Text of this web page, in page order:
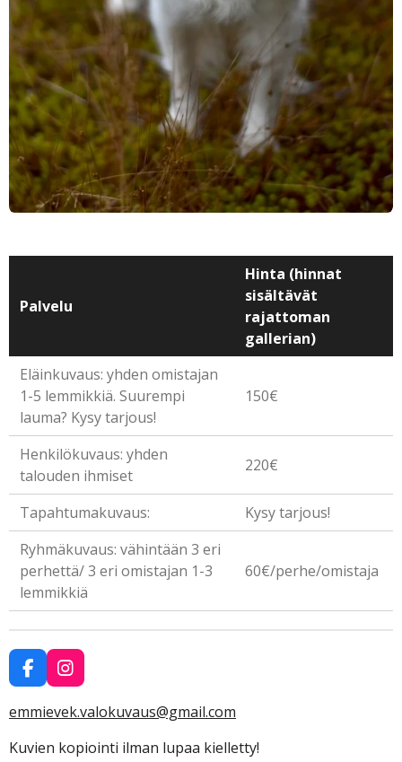
Palvelu
Hinta (hinnat
sisältävät
rajattoman
gallerian)
Eläinkuvaus: yhden omistajan
1-5 lemmikkiä. Suurempi
lauma? Kysy tarjous!
150€
Henkilökuvaus: yhden
talouden ihmiset
220€
Tapahtumakuvaus:
Kysy tarjous!
Ryhmäkuvaus: vähintään 3 eri
perhettä/ 3 eri omistajan 1-3
lemmikkiä
60€/perhe/omistaja
F
a
c
e
b
I
n
s
t
a
emmievek.valokuvaus@gmail.com
Kuvien kopiointi ilman lupaa kielletty!